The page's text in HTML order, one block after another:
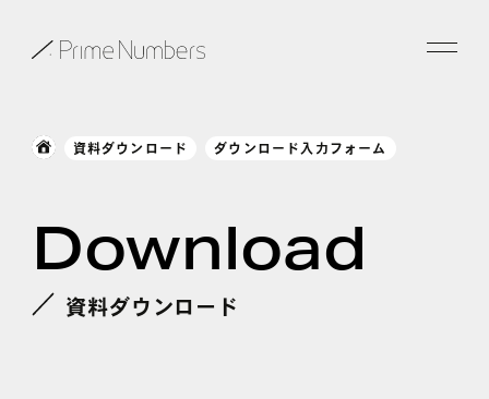
事例紹介
お役立ち情報
資料ダウンロード ダウンロード入力フォーム
Download
資料ダウンロード